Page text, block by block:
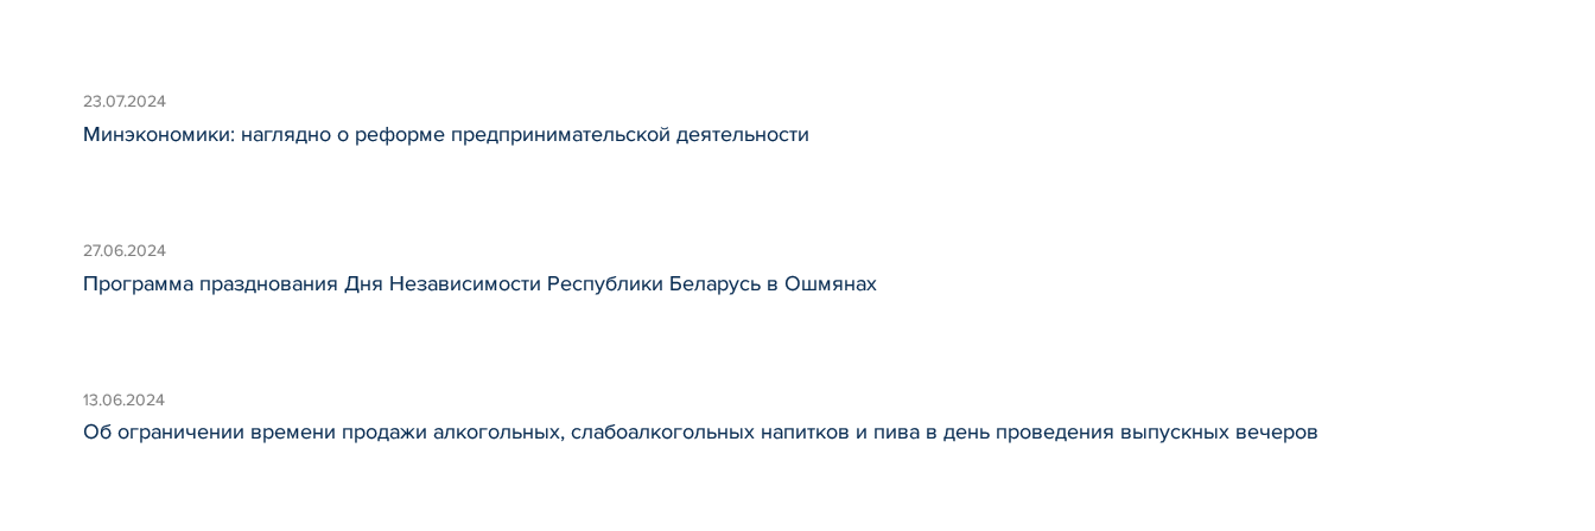
23.07.2024
Минэкономики: наглядно о реформе предпринимательской деятельности
27.06.2024
Программа празднования Дня Независимости Республики Беларусь в Ошмянах
13.06.2024
Об ограничении времени продажи алкогольных, слабоалкогольных напитков и пива в день проведения выпускных вечеров